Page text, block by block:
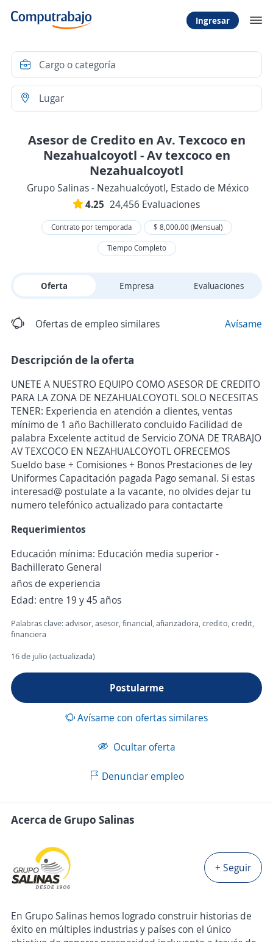
Ingresar
Asesor de Credito en Av. Texcoco en
Nezahualcoyotl - Av texcoco en
Nezahualcoyotl
Grupo Salinas - Nezahualcóyotl, Estado de México
4.25 24,456 Evaluaciones
Contrato por temporada
$ 8,000.00 (Mensual)
Tiempo Completo
Oferta Empresa Evaluaciones
Ofertas de empleo similares Avísame
Descripción de la oferta
UNETE A NUESTRO EQUIPO COMO ASESOR DE CREDITO
PARA LA ZONA DE NEZAHUALCOYOTL SOLO NECESITAS
TENER: Experiencia en atención a clientes, ventas
mínimo de 1 año Bachillerato concluido Facilidad de
palabra Excelente actitud de Servicio ZONA DE TRABAJO
AV TEXCOCO EN NEZAHUALCOYOTL OFRECEMOS
Sueldo base + Comisiones + Bonos Prestaciones de ley
Uniformes Capacitación pagada Pago semanal. Si estas
interesad@ postulate a la vacante, no olvides dejar tu
numero telefónico actualizado para contactarte
Requerimientos
Educación mínima: Educación media superior -
Bachillerato General
años de experiencia
Edad: entre 19 y 45 años
Palabras clave: advisor, asesor, financial, afianzadora, credito, credit,
financiera
16 de julio (actualizada)
Postularme
Avísame con ofertas similares
Ocultar oferta
Denunciar empleo
Acerca de Grupo Salinas
+ Seguir
En Grupo Salinas hemos logrado construir historias de
éxito en múltiples industrias y países con el único